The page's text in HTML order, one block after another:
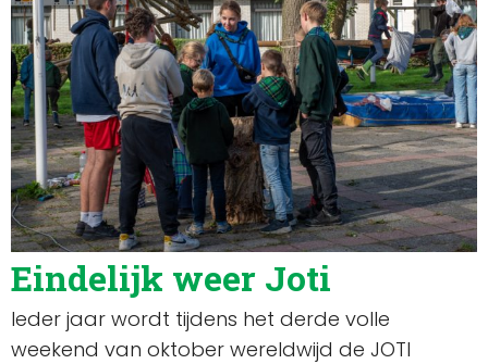
Eindelijk weer Joti
Ieder jaar wordt tijdens het derde volle
weekend van oktober wereldwijd de JOTI